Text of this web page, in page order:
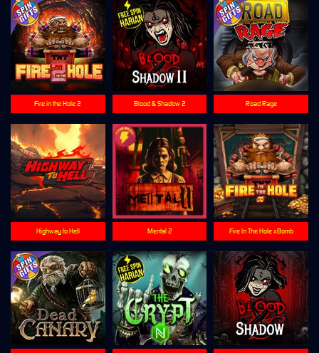
Highway to Hell Mental 2
Blood & Shadow 2
Fire in the Hole 2
Fire In The Hole xBomb
Road Rage